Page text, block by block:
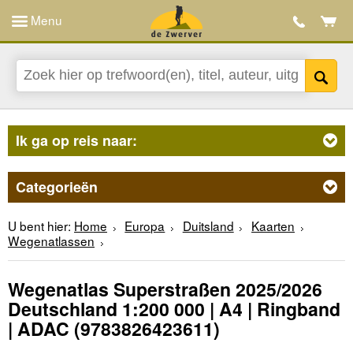
Menu
Ik ga op reis naar:
Categorieën
U bent hier: Home Europa Duitsland
Kaarten
Wegenatlassen
Wegenatlas Superstraßen 2025/2026
Deutschland 1:200 000 | A4 | Ringband
| ADAC (9783826423611)